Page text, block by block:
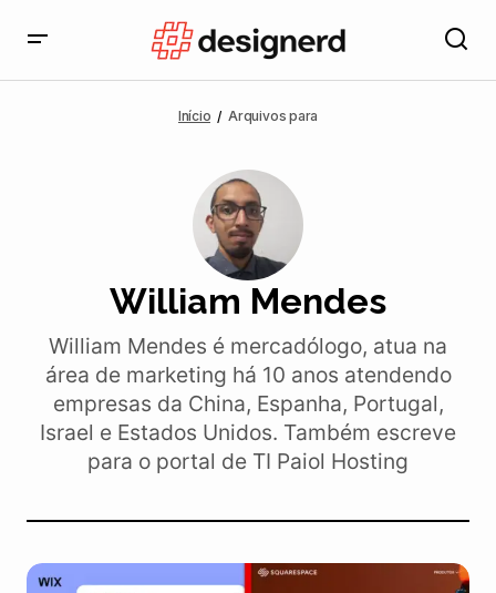
Início Arquivos para
William Mendes
William Mendes é mercadólogo, atua na
área de marketing há 10 anos atendendo
empresas da China, Espanha, Portugal,
Israel e Estados Unidos. Também escreve
para o portal de TI Paiol Hosting